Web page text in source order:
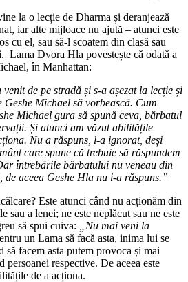
la o lecție de Dharma și deranjează
iar alte mijloace nu ajută – atunci este
cu el, sau să-l scoatem din clasă sau
Lama Dvora Hla povestește că odată a
în Manhattan:
de pe stradă și s-a așezat la lecție și
Geshe Michael să vorbească. Cum
Michael gura să spună ceva, bărbatul
Și atunci am văzut abilitățile
Nu a răspuns, l-a ignorat, deși
care spune că trebuie să răspundem
întrebările bărbatului nu veneau din
de aceea Geshe Hla nu i-a răspuns.”
Este atunci când nu acționăm din
sau a lenei; ne este neplăcut sau ne este
să spui cuiva:
„Nu mai veni la
un Lama să facă asta, inima lui se
facem asta putem provoca și mai
respective. De aceea este
de a acționa.